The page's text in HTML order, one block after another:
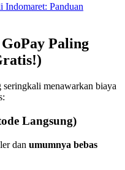
Indomaret: Panduan
Paling
seringkali menawarkan biaya
Langsung)
dan umumnya bebas